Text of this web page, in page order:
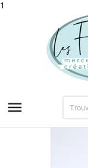
1
